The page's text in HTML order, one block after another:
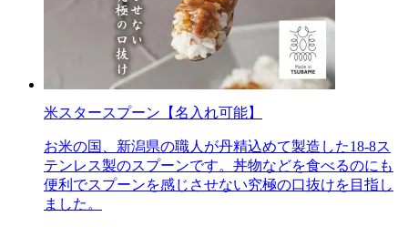
米スタースプーン【名入れ可能】
お米の国、新潟県の職人が丹精込めて製造した18-8ス
テンレス製のスプーンです。丼物などを食べるのにも
便利でスプーンを感じさせない究極の口抜けを目指し
ました。